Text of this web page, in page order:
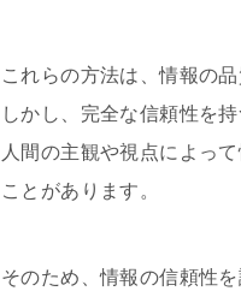
これらの方法は、情報の
しかし、完全な信頼性を
人間の主観や視点によっ
ことがあります。
そのため、情報の信頼性